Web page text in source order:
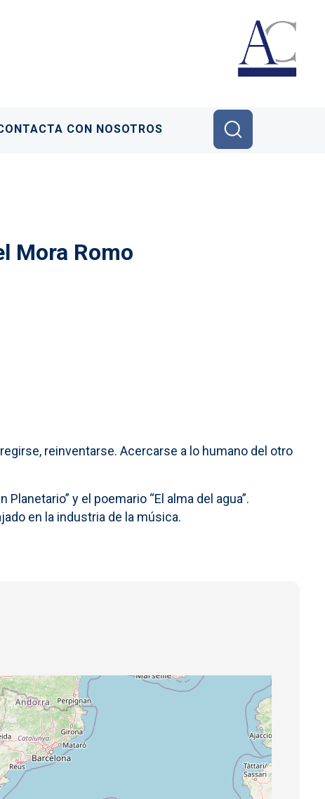
CON NOSOTROS
Mora Romo
reinventarse. Acercarse a lo humano del otro
y el poemario “El alma del agua”.
en la industria de la música.